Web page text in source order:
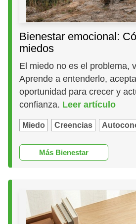
Bienestar emocional:
miedos
El miedo no es el problema,
Aprende a entenderlo,
oportunidad para crecer y
confianza. Leer artículo
Miedo Creencias
Más Bienestar